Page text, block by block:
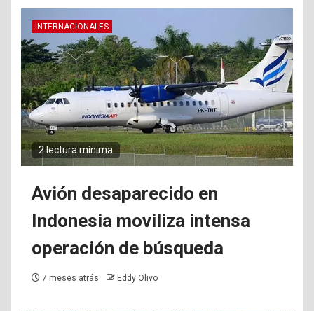
INTERNACIONALES
2 lectura mínima
Avión desaparecido en
Indonesia moviliza intensa
operación de búsqueda
7 meses atrás Eddy Olivo